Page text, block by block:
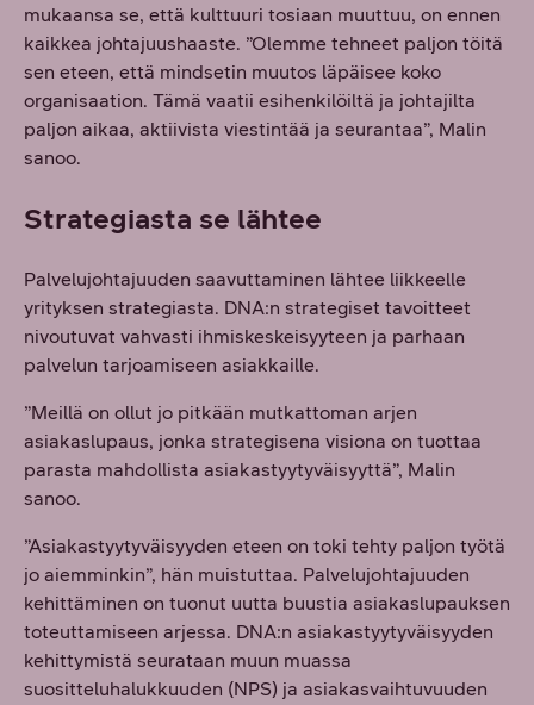
mukaansa se, että kulttuuri tosiaan muuttuu, on ennen
kaikkea johtajuushaaste. ”Olemme tehneet paljon töitä
sen eteen, että mindsetin muutos läpäisee koko
organisaation. Tämä vaatii esihenkilöiltä ja johtajilta
paljon aikaa, aktiivista viestintää ja seurantaa”, Malin
sanoo.
Strategiasta se lähtee
Palvelujohtajuuden saavuttaminen lähtee liikkeelle
yrityksen strategiasta. DNA:n strategiset tavoitteet
nivoutuvat vahvasti ihmiskeskeisyyteen ja parhaan
palvelun tarjoamiseen asiakkaille.
”Meillä on ollut jo pitkään mutkattoman arjen
asiakaslupaus, jonka strategisena visiona on tuottaa
parasta mahdollista asiakastyytyväisyyttä”, Malin
sanoo.
”Asiakastyytyväisyyden eteen on toki tehty paljon työtä
jo aiemminkin”, hän muistuttaa. Palvelujohtajuuden
kehittäminen on tuonut uutta buustia asiakaslupauksen
toteuttamiseen arjessa. DNA:n asiakastyytyväisyyden
kehittymistä seurataan muun muassa
suositteluhalukkuuden (NPS) ja asiakasvaihtuvuuden